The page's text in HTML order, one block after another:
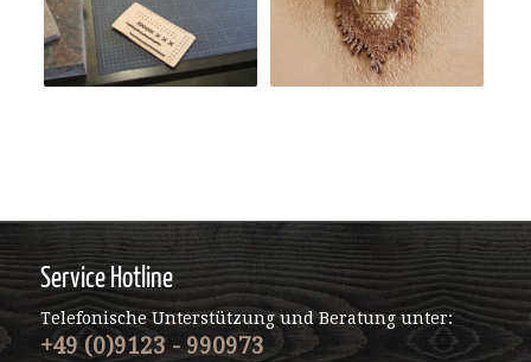
Service Hotline
Telefonische Unterstützung und Beratung unter:
+49 (0)9123 - 990973